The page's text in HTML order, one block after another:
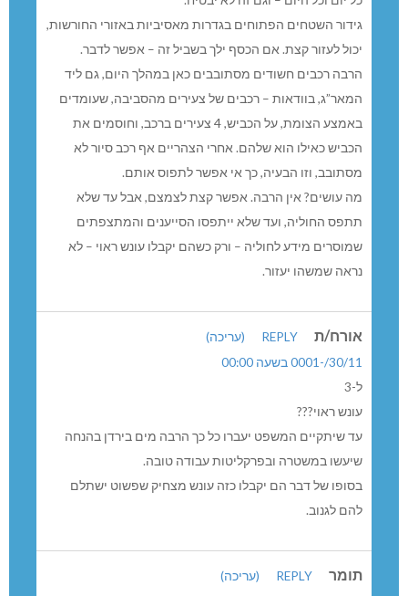
גידור השטחים הפתוחים בגדרות מאסיביות באזורי החורשות,
יכול לעזור קצת. אם הכסף ילך בשביל זה – אפשר לדבר.
הרבה רכבים חשודים מסתובבים כאן במהלך היום, גם ליד
המאר”ג, בוודאות – רכבים של צעירים מהסביבה, שעומדים
באמצע הצומת, על הכביש, 4 צעירים ברכב, וחוסמים את
הכביש כאילו הוא שלהם. אחרי הצהריים אף רכב סיור לא
מסתובב, וזו הבעיה, כך אי אפשר לתפוס אותם.
מה עושים? אין הרבה. אפשר קצת לצמצם, אבל עד שלא
תתפס החוליה, ועד שלא ייתפסו הסייענים והמתצפתים
שמוסרים מידע לחוליה – ורק כשהם יקבלו עונש ראוי – לא
נראה שמשהו יעזור.
אורח/ת REPLY
(עריכה)
30/11/-0001 בשעה 00:00
ל-3
עונש ראוי???
עד שיתקיים המשפט יעברו כל כך הרבה מים בירדן בהנחה
שיעשו במשטרה ובפרקליטות עבודה טובה.
בסופו של דבר הם יקבלו כזה עונש מצחיק שפשוט ישתלם
להם לגנוב.
תומר REPLY
(עריכה)